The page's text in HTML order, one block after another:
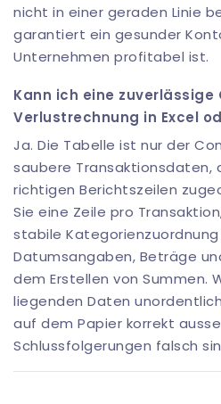
nicht in einer geraden Linie
garantiert ein gesunder
Unternehmen profitabel ist.
Kann ich eine zuverlässige
Verlustrechnung in Excel
Ja. Die Tabelle ist nur der
saubere Transaktionsdaten,
richtigen Berichtszeilen
Sie eine Zeile pro
stabile
Datumsangaben, Beträge
dem Erstellen von Summen.
liegenden Daten
auf dem Papier korrekt
Schlussfolgerungen falsch